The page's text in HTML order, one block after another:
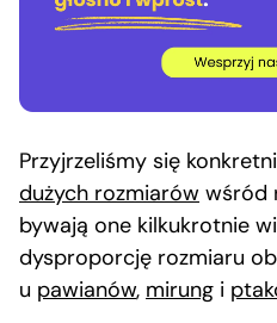
Przyjrzeliśmy się
dużych rozmiarów wśród
bywają one kilkukrotnie
dysproporcję rozmiaru
u pawianów, mirung i